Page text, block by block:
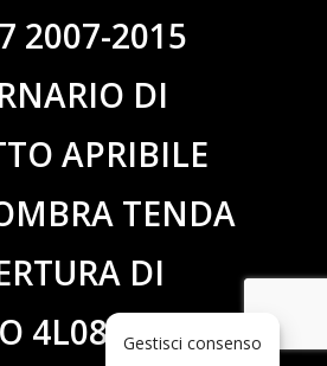
2007-2015
DI
APRIBILE
TENDA
DI
4L0877307D
Gestisci consenso